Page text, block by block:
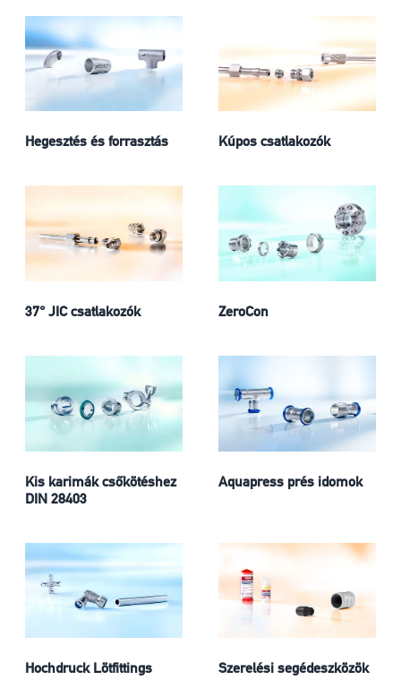
Hegesztés és forrasztás Kúpos csatlakozók
37° JIC csatlakozók ZeroCon
Kis karimák csőkötéshez
DIN 28403
Aquapress prés idomok
Hochdruck Lötfittings Szerelési segédeszközök